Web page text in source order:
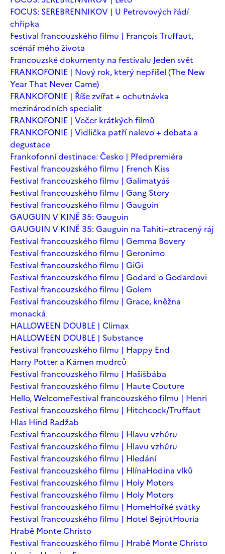
FOCUS: SEREBRENNIKOV | U Petrovových řádí
chřipka
Festival francouzského filmu | François Truffaut,
scénář mého života
Francouzské dokumenty na festivalu Jeden svět
FRANKOFONIE | Nový rok, který nepřišel (The New
Year That Never Came)
FRANKOFONIE | Říše zvířat + ochutnávka
mezinárodních specialit
FRANKOFONIE | Večer krátkých filmů
FRANKOFONIE | Vidlička patří nalevo + debata a
degustace
Frankofonní destinace: Česko | Předpremiéra
Festival francouzského filmu | French Kiss
Festival francouzského filmu | Galimatyáš
Festival francouzského filmu | Gang Story
Festival francouzského filmu | Gauguin
GAUGUIN V KINĚ 35: Gauguin
GAUGUIN V KINĚ 35: Gauguin na Tahiti–ztracený ráj
Festival francouzského filmu | Gemma Bovery
Festival francouzského filmu | Geronimo
Festival francouzského filmu | GiGi
Festival francouzského filmu | Godard o Godardovi
Festival francouzského filmu | Golem
Festival francouzského filmu | Grace, kněžna
monacká
HALLOWEEN DOUBLE | Climax
HALLOWEEN DOUBLE | Substance
Festival francouzského filmu | Happy End
Harry Potter a Kámen mudrců
Festival francouzského filmu | Hašišbába
Festival francouzského filmu | Haute Couture
Hello, WelcomeFestival francouzského filmu | Henri
Festival francouzského filmu | Hitchcock/Truffaut
Hlas Hind Radžab
Festival francouzského filmu | Hlavu vzhůru
Festival francouzského filmu | Hlavu vzhůru
Festival francouzského filmu | Hledání
Festival francouzského filmu | HlínaHodina vlků
Festival francouzského filmu | Holy Motors
Festival francouzského filmu | Holy Motors
Festival francouzského filmu | HomeHořké svátky
Festival francouzského filmu | Hotel BejrútHouria
Hrabě Monte Christo
Festival francouzského filmu | Hrabě Monte Christo